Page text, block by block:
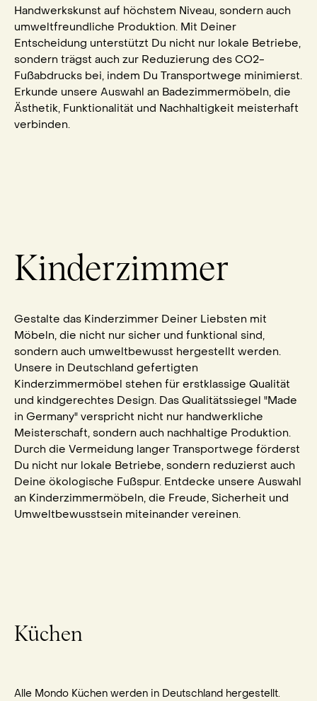
Handwerkskunst auf höchstem Niveau, sondern auch
umweltfreundliche Produktion. Mit Deiner
Entscheidung unterstützt Du nicht nur lokale Betriebe,
sondern trägst auch zur Reduzierung des CO2-
Fußabdrucks bei, indem Du Transportwege minimierst.
Erkunde unsere Auswahl an Badezimmermöbeln, die
Ästhetik, Funktionalität und Nachhaltigkeit meisterhaft
verbinden.
Kinderzimmer
Gestalte das Kinderzimmer Deiner Liebsten mit
Möbeln, die nicht nur sicher und funktional sind,
sondern auch umweltbewusst hergestellt werden.
Unsere in Deutschland gefertigten
Kinderzimmermöbel stehen für erstklassige Qualität
und kindgerechtes Design. Das Qualitätssiegel "Made
in Germany" verspricht nicht nur handwerkliche
Meisterschaft, sondern auch nachhaltige Produktion.
Durch die Vermeidung langer Transportwege förderst
Du nicht nur lokale Betriebe, sondern reduzierst auch
Deine ökologische Fußspur. Entdecke unsere Auswahl
an Kinderzimmermöbeln, die Freude, Sicherheit und
Umweltbewusstsein miteinander vereinen.
Küchen
Alle Mondo Küchen werden in Deutschland hergestellt.